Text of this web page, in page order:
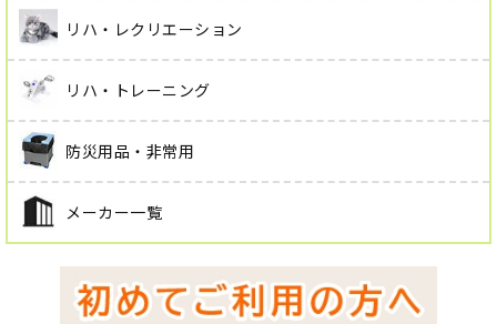
リハ・レクリエーション
リハ・トレーニング
防災用品・非常用
メーカー一覧